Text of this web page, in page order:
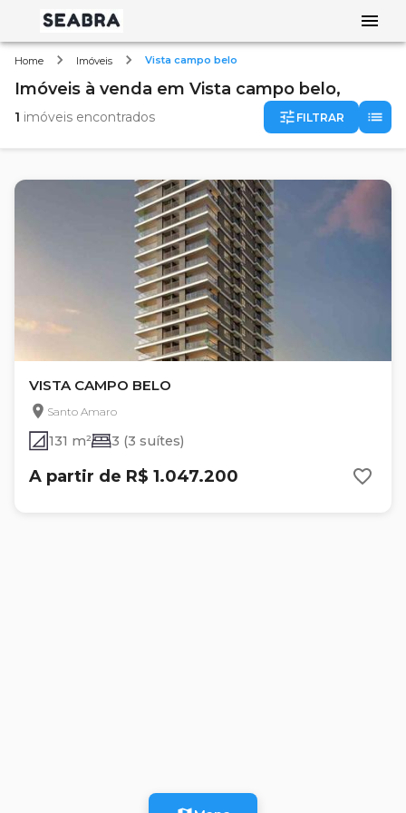
Home Imóveis Vista campo belo
Imóveis à venda em Vista campo belo,
1 imóveis encontrados FILTRAR
VISTA CAMPO BELO
Santo Amaro
131 m² 3 (3 suítes)
A partir de R$ 1.047.200